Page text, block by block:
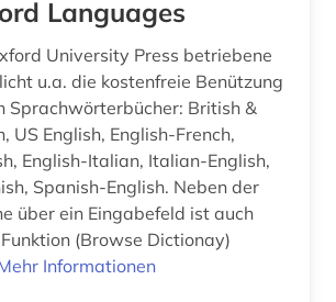
iberoromanistik (3)
immobilienwirtschaft (1)
immunologie (1)
indische sprachen (1)
(1)
Languages
University Press betriebene
u.a. die kostenfreie Benützung
British &
US English, English-French,
English-Italian, Italian-English,
Spanish-English. Neben der
über ein Eingabefeld ist auch
(Browse Dictionay)
Informationen